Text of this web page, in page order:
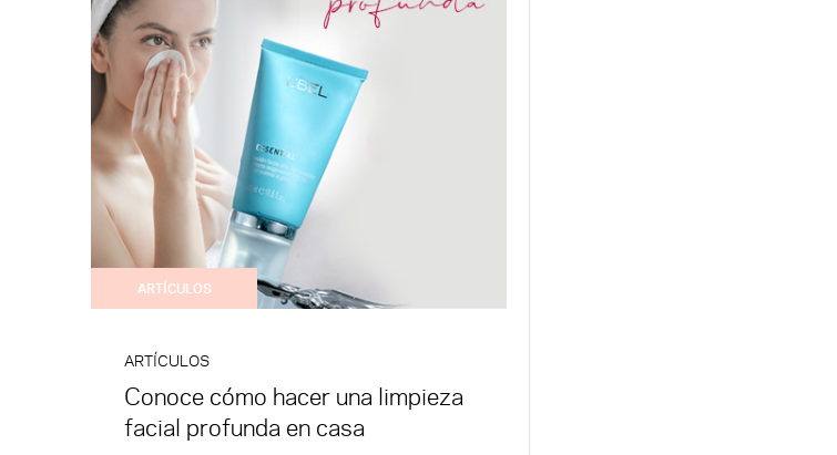
ARTÍCULOS
ARTÍCULOS
Conoce cómo hacer una limpieza
facial profunda en casa